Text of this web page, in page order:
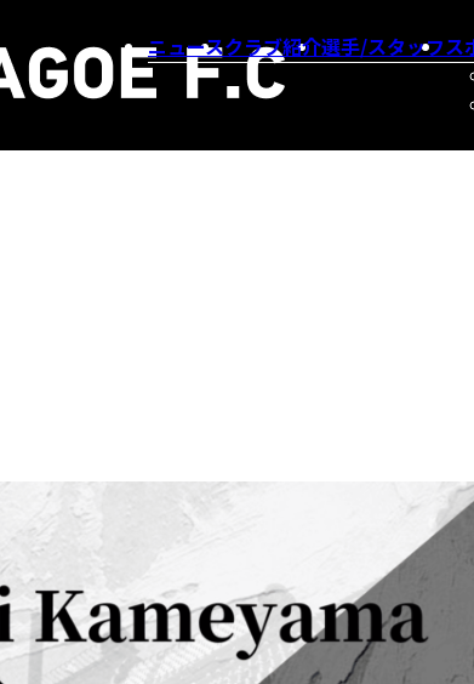
ニュースクラブ紹介選手/スタッフス